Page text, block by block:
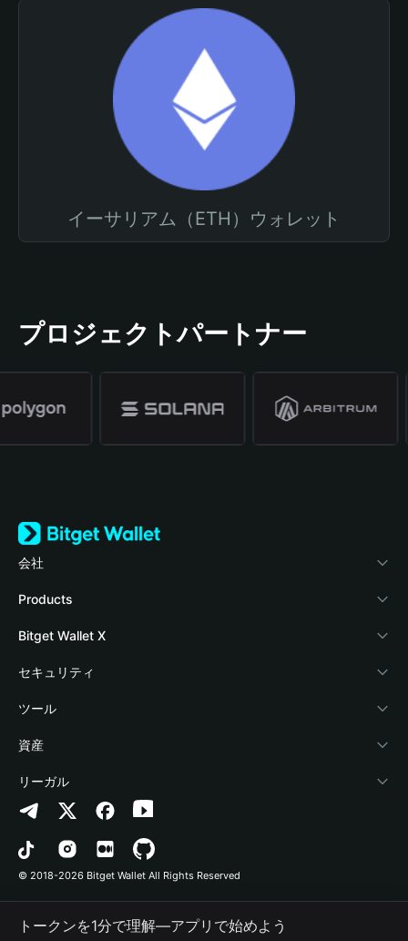
イーサリアム（ETH）ウォレット
プロジェクトパートナー
会社
Bitget Walletについて
ブログ
アカデミー
暗号資産ニュース
Help Center
お問い合わせ
ブランドリソース
キャリア
Products
Crypto Card
Stablecoin Earn
Payfi Crypto
Crypto Swap API
Altcoin Season Index
Prediction Markets
DApp
RWA
Bitget Wallet X
デベロッパー
ウォレットを接続
Bitget Wallet Pay
プロジェクトを掲載
セキュリティ
保護基金
セキュリティ技術
ツール
暗号資産を購入
認証検出
コントラクト検出
一括送金
資産
Arbitrum
Avalanche
Bitcoin
Polygon
リーガル
プライバシーポリシー
利用規約
© 2018-2026 Bitget Wallet All Rights Reserved
トークンを1分で理解―アプリで始めよう